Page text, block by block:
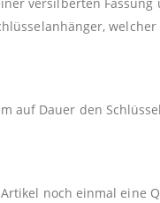
auf Dauer den
noch einmal eine